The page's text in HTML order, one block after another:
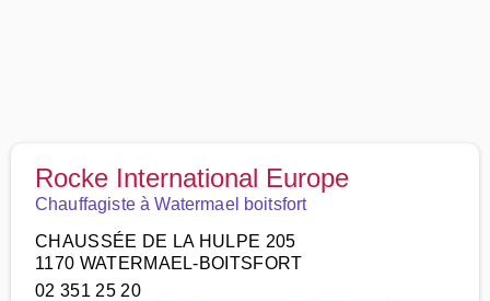
Rocke International Europe
Chauffagiste à Watermael boitsfort
CHAUSSÉE DE LA HULPE 205
1170 WATERMAEL-BOITSFORT
02 351 25 20